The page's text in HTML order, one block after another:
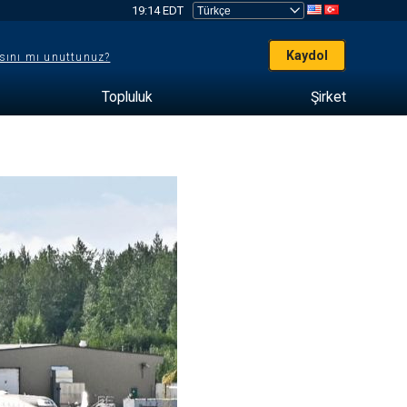
19:14 EDT
mı unuttunuz? Kaydol
Topluluk Şirket